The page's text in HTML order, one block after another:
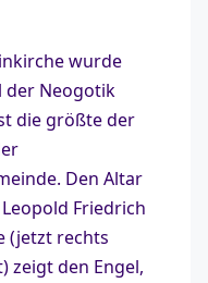
wurde
der Neogotik
die größte der
Den Altar
Friedrich
(jetzt rechts
zeigt den Engel,